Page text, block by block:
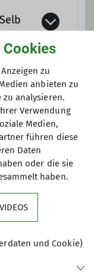
zu
anbieten zu
analysieren.
Verwendung
Medien,
führen diese
Daten
oder die sie
haben.
und Cookie)